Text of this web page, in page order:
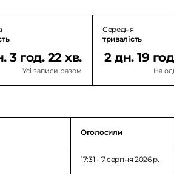
3 год. 22 хв.
Усі записи разом
Середня
тривалість
2 дн. 19
На
Оголосили
17:31 - 7 серпня 2026 p.